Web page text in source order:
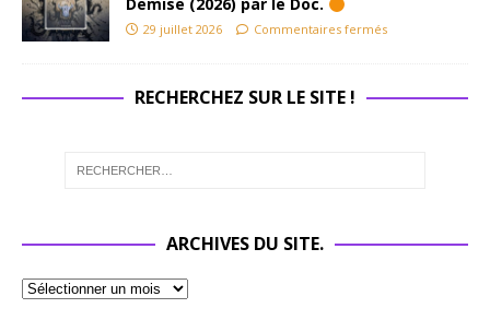
Demise (2026) par le Doc.
29 juillet 2026 Commentaires fermés
RECHERCHEZ SUR LE SITE !
ARCHIVES DU SITE.